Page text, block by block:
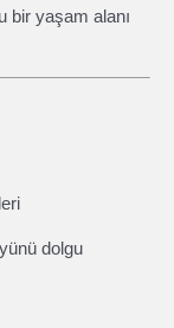
bir yaşam alanı
dolgu